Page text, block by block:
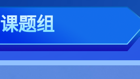
课题组